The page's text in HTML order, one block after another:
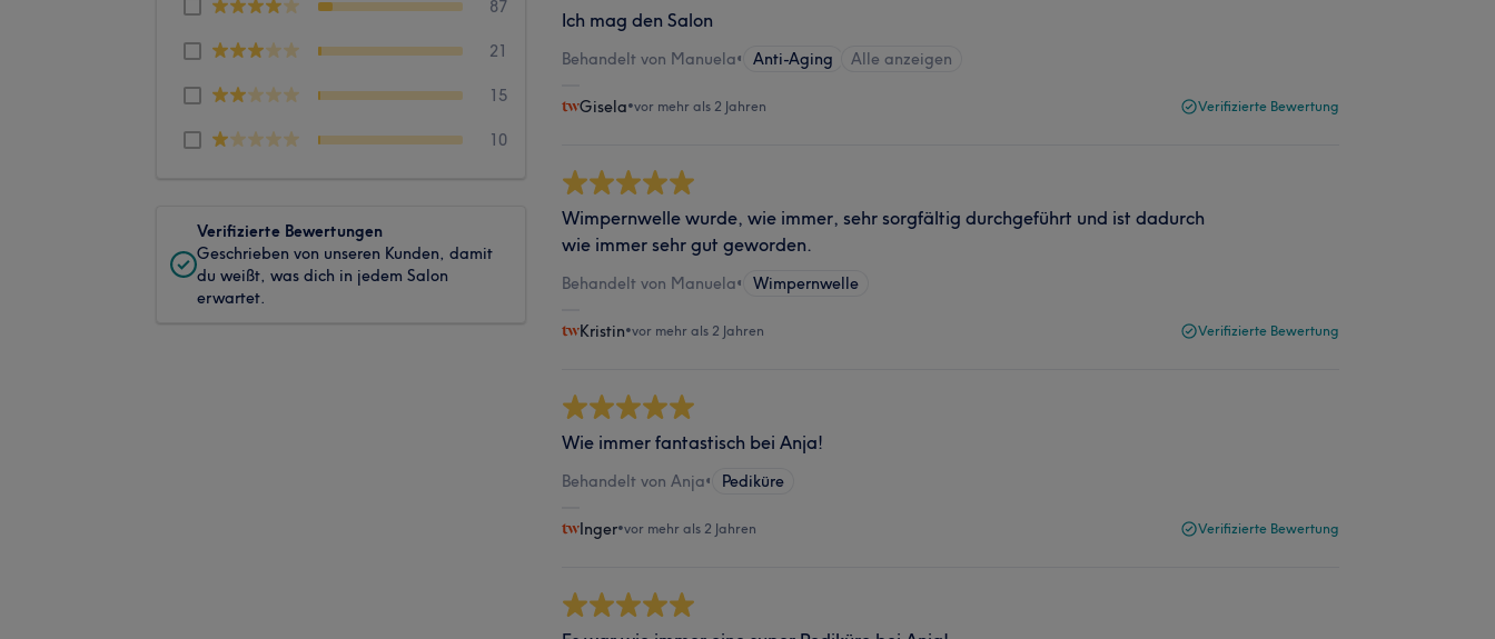
87
21
15
10
Verifizierte Bewertungen
Geschrieben von unseren Kunden, damit
du weißt, was dich in jedem Salon
erwartet.
Ich mag den Salon
Behandelt von Manuela• Anti-Aging Alle anzeigen
Gisela•vor mehr als 2 Jahren Verifizierte Bewertung
Wimpernwelle wurde, wie immer, sehr sorgfältig durchgeführt und ist dadurch
wie immer sehr gut geworden.
Behandelt von Manuela• Wimpernwelle
Kristin•vor mehr als 2 Jahren Verifizierte Bewertung
Wie immer fantastisch bei Anja!
Behandelt von Anja• Pediküre
Inger•vor mehr als 2 Jahren Verifizierte Bewertung